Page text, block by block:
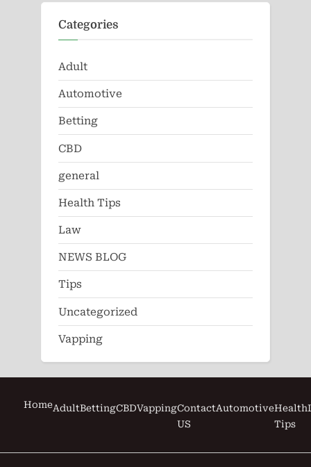
Categories
Adult
Automotive
Betting
CBD
general
Health Tips
Law
NEWS BLOG
Tips
Uncategorized
Vapping
HomeAdultBettingCBDVappingContact
US
AutomotiveHealth
Tips